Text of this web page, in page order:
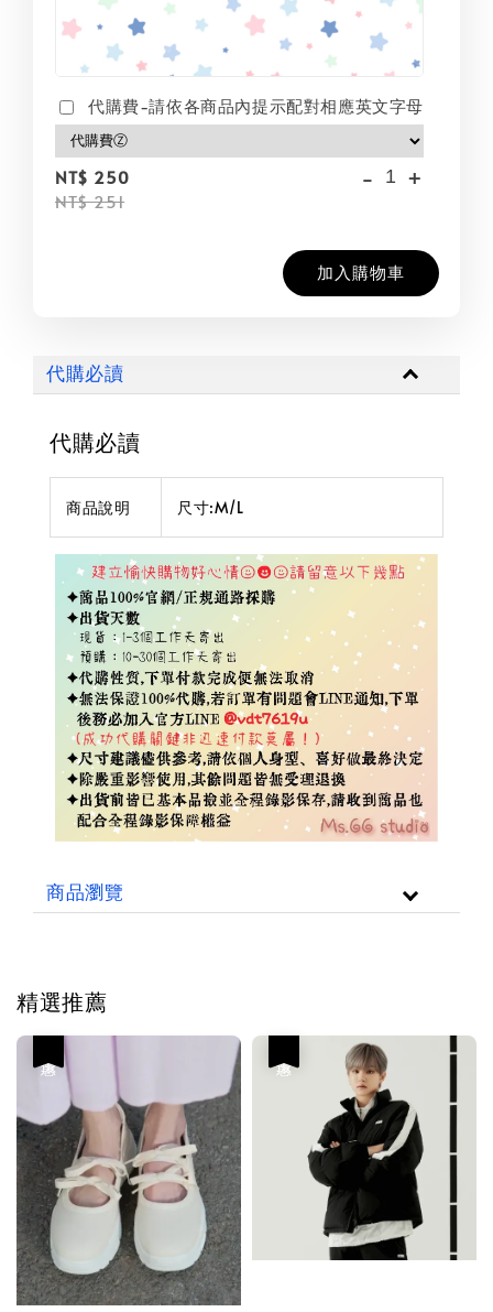
代購費-請依各商品內提示配對相應英文字母
NT$ 250
NT$ 251
- +
加入購物車
代購必讀
代購必讀
商品說明 尺寸:M/L
商品瀏覽
精選推薦